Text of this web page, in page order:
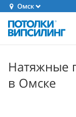
Омск
Натяжные
в Омске